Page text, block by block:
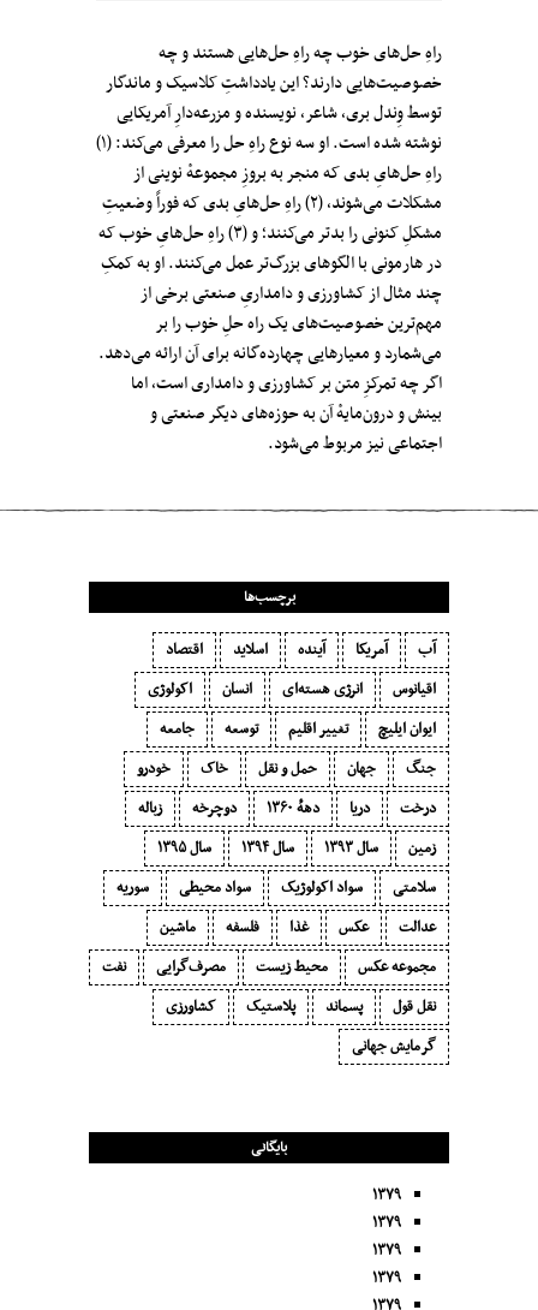
راهِ حل‌های خوب چه راهِ حل‌هایی هستند و چه
خصوصیت‌هایی دارند؟ این یادداشتِ کلاسیک و ماندگار
توسط وِندل بری، شاعر، نویسنده و مزرعه‌دارِ آمریکایی
نوشته شده است. او سه نوع راهِ حل را معرفی می‌کند: (۱)
راهِ حل‌هایِ بدی که منجر به بروزِ مجموعه‌ٔ نوینی از
مشکلات می‌شوند، (۲) راهِ حل‌هایِ بدی که فوراً وضعیتِ
مشکلِ کنونی را بدتر می‌کنند؛ و (۳) راهِ حل‌هایِ خوب که
در هارمونی با الگوهای بزرگ‌تر عمل می‌کنند. او به کمکِ
چند مثال‌ از کشاورزی و دامداریِ صنعتی برخی از
مهم‌ترین خصوصیت‌های یک راه حلِ خوب را بر
می‌شمارد و معیارهایی چهارده‌گانه برای آن ارائه می‌دهد.
اگر چه تمرکزِ متن بر کشاورزی و دامداری است، اما
بینش و درون‌مایهٔ آن به حوزه‌های دیگر صنعتی و
اجتماعی نیز مربوط می‌شود.
برچسب‌ها
آب آمریکا آینده اسلاید
اقتصاد
اقیانوس
انرژی هسته‌ای انسان
اکولوژی
ایوان ایلیچ
تغییر اقلیم توسعه
جامعه
جنگ
جهان حمل و نقل خاک
خودرو
درخت
دریا دههٔ ۱‍۳۶۰ دوچرخه
زباله
زمین
سال ۱۳۹۳ سال ۱۳۹۴
سال ۱۳۹۵
سلامتی
سواد اکولوژیک سواد محیطی
سوریه
عدالت
عکس غذا فلسفه
ماشین
مجموعه عکس
محیط زیست مصرف‌گرایی‬
نفت
نقل قول
پسماند پلاستیک
کشاورزی
گرمایش جهانی
بایگانی
۱۳۷۹
۱۳۷۹
۱۳۷۹
۱۳۷۹